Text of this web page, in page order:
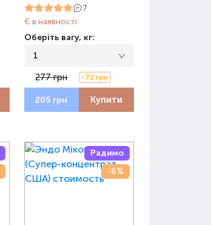
7
Є в наявності
Оберіть вагу, кг:
1
277 грн -72 грн
205 грн Купити
Радимо
-6%